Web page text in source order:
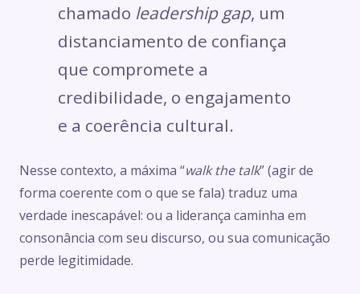
chamado leadership gap, um
distanciamento de confiança
que compromete a
credibilidade, o engajamento
e a coerência cultural.
Nesse contexto, a máxima “walk the talk” (agir de
forma coerente com o que se fala) traduz uma
verdade inescapável: ou a liderança caminha em
consonância com seu discurso, ou sua comunicação
perde legitimidade.